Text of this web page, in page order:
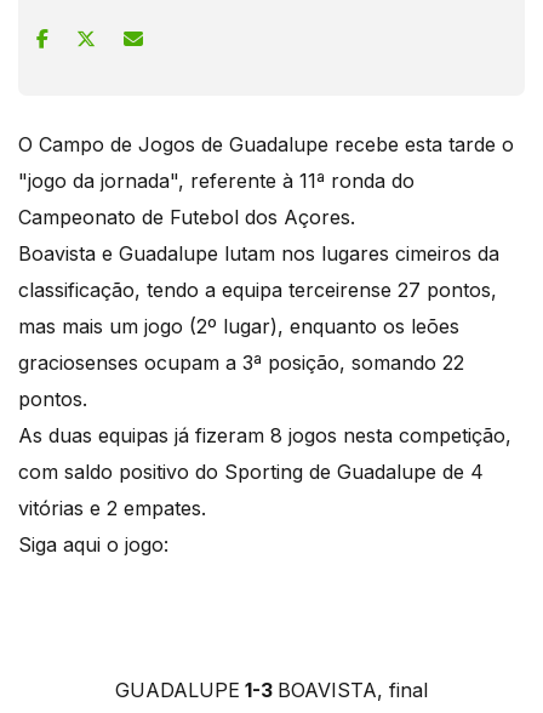
O Campo de Jogos de Guadalupe recebe esta tarde o
"jogo da jornada", referente à 11ª ronda do
Campeonato de Futebol dos Açores.
Boavista e Guadalupe lutam nos lugares cimeiros da
classificação, tendo a equipa terceirense 27 pontos,
mas mais um jogo (2º lugar), enquanto os leões
graciosenses ocupam a 3ª posição, somando 22
pontos.
As duas equipas já fizeram 8 jogos nesta competição,
com saldo positivo do Sporting de Guadalupe de 4
vitórias e 2 empates.
Siga aqui o jogo:
GUADALUPE 1-3 BOAVISTA, final